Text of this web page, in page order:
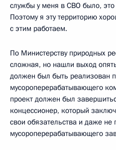
службы у меня в СВО было,
Поэтому я эту территорию
с этим работаем.
По Министерству природных
сложная, но нашли выход
должен был быть реализован
мусороперерабатывающего
проект должен был
концессионер, который
свои обязательства и даже не
мусороперерабатывающего